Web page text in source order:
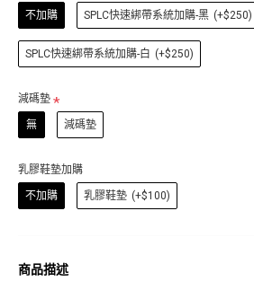
不加購 SPLC快速綁帶系統加購-黑 (+$250)
SPLC快速綁帶系統加購-白 (+$250)
減碼墊
無 減碼墊
乳膠鞋墊加購
不加購 乳膠鞋墊 (+$100)
商品描述